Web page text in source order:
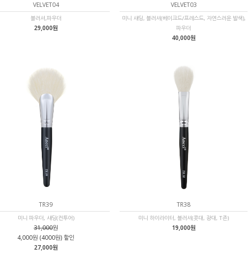
VELVET04
블러셔,파우더
29,000원
VELVET03
미니 섀딩, 블러셔(베이크드/프레스드, 자연스러운 발색),
파우더
40,000원
TR39
미니 파우더, 섀딩(컨투어)
31,000원
4,000원 (4000원) 할인
27,000원
TR38
미니 하이라이터, 블러셔(콧대, 광대, T존)
19,000원